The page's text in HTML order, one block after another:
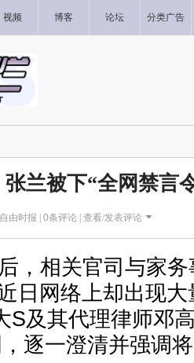
视频 博客 论坛 分类广告
张兰被下“全网禁言
由时报 | 0条评论 | 查看/发表评论
，相关官司与家
日网络上却出现
S及其代理律师邓
逐一澄清并强调